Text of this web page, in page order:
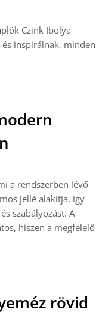
Czink Ibolya
inspirálnak, minden
a rendszerben lévő
jellé alakítja, így
szabályozást. A
hiszen a megfelelő
rövid